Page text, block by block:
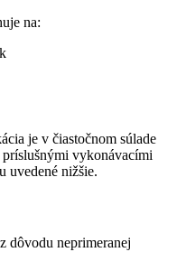
na:
je v čiastočnom súlade
vykonávacími
uvedené nižšie.
dôvodu neprimeranej